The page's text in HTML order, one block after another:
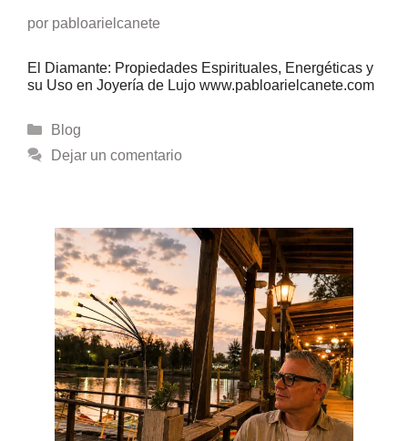
por pabloarielcanete
El Diamante: Propiedades Espirituales, Energéticas y
su Uso en Joyería de Lujo www.pabloarielcanete.com
Categorías
Blog
Dejar un comentario